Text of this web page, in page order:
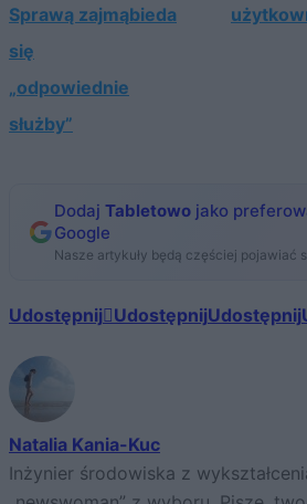
Sprawą zajmą
się
„odpowiednie
służby”
bieda
Dodaj Tabletowo jako
Google
Nasze artykuły będą częściej pojawiać
Udostępnij UdostępnijUdostępnij
Natalia Kania-Kuc
Inżynier środowiska z